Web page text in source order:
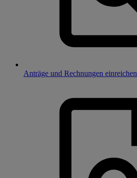
Anträge und Rechnungen einreichen